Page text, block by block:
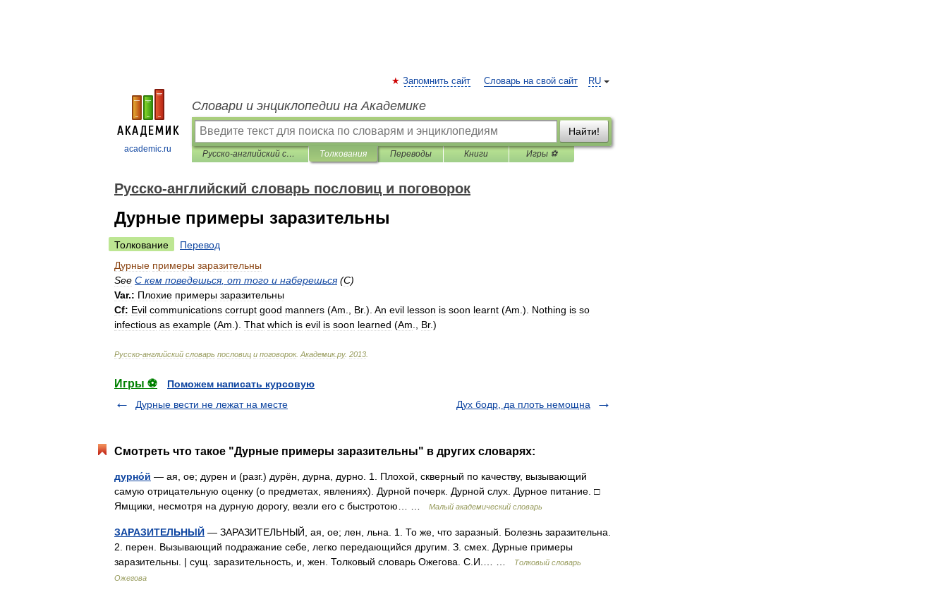
academic.ru
RU
Запомнить сайт Словарь на свой сайт
Словари и энциклопедии на Академике
Найти!
Русско-английский словарь пословиц и поговорок Толкования Переводы Книги Игры ⚽
Русско-английский словарь пословиц и поговорок
Дурные примеры заразительны
Толкование
Перевод
Дурные примеры заразительны
See С кем поведешься, от того и наберешься(С)
Var.: Плохие примеры заразительны
Cf: Evil communications corrupt good manners (Am Br.). An evil lesson is soon learnt (Am ). Nothing is so
infectious as example (Am ). That which is evil is soon learned (Am Br.)
Русско-английский словарь пословиц и поговорок. Академик.ру. 2013
Игры ⚽
Поможем написать курсовую
Дурные вести не лежат на месте
Дух бодр, да плоть немощна
Смотреть что такое "Дурные примеры заразительны" в других словарях:
дурно́й — ая, ое; дурен и (разг.) дурён, дурна, дурно. 1. Плохой, скверный по качеству, вызывающий
самую отрицательную оценку (о предметах, явлениях). Дурной почерк. Дурной слух. Дурное питание. □
Ямщики, несмотря на дурную дорогу, везли его с быстротою… …
Малый академический словарь
ЗАРАЗИТЕЛЬНЫЙ — ЗАРАЗИТЕЛЬНЫЙ, ая, ое; лен, льна. 1. То же, что заразный. Болезнь заразительна.
2. перен. Вызывающий подражание себе, легко передающийся другим. З. смех. Дурные примеры
заразительны. | сущ. заразительность, и, жен. Толковый словарь Ожегова. С.И.… …
Толковый словарь
Ожегова